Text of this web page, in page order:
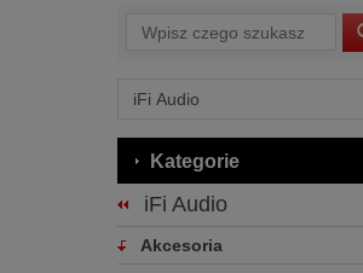
Wyszukaj
Kategorie
iFi Audio
Akcesoria